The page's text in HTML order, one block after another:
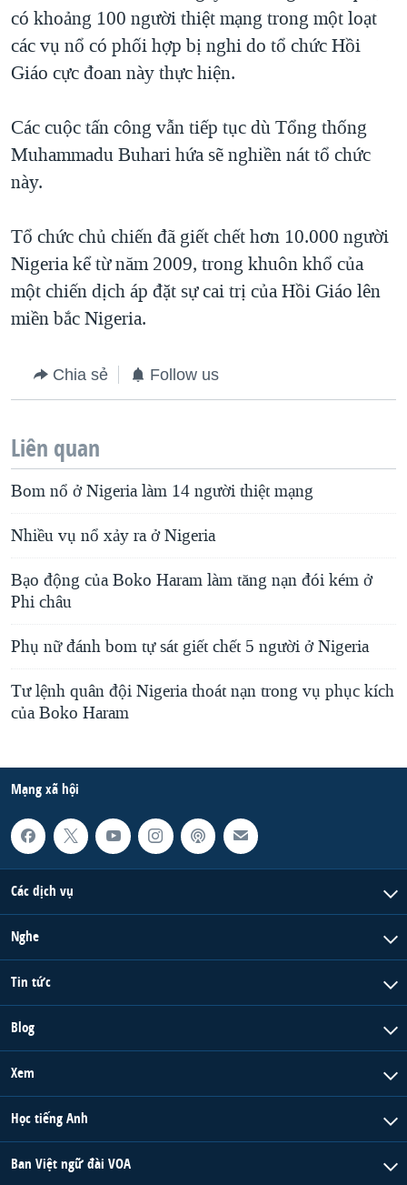
có khoảng 100 người thiệt mạng trong một loạt
các vụ nổ có phối hợp bị nghi do tổ chức Hồi
Giáo cực đoan này thực hiện.
Các cuộc tấn công vẫn tiếp tục dù Tổng thống
Muhammadu Buhari hứa sẽ nghiền nát tổ chức
này.
Tổ chức chủ chiến đã giết chết hơn 10.000 người
Nigeria kể từ năm 2009, trong khuôn khổ của
một chiến dịch áp đặt sự cai trị của Hồi Giáo lên
miền bắc Nigeria.
Chia sẻ Follow us
Liên quan
Bom nổ ở Nigeria làm 14 người thiệt mạng
Nhiều vụ nổ xảy ra ở Nigeria
Bạo động của Boko Haram làm tăng nạn đói kém ở
Phi châu
Phụ nữ đánh bom tự sát giết chết 5 người ở Nigeria
Tư lệnh quân đội Nigeria thoát nạn trong vụ phục kích
của Boko Haram
Mạng xã hội
Các dịch vụ
Nghe
Tin tức
Blog
Xem
Học tiếng Anh
Ban Việt ngữ đài VOA